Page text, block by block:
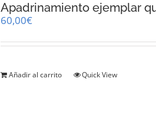
Apadrinamiento ejemplar
60,00€
Añadir al carrito Quick View